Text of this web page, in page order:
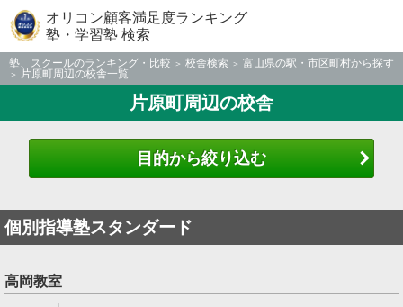
オリコン顧客満足度ランキング
塾・学習塾 検索
塾、スクールのランキング・比較 校舎検索
富山県の駅・市区町村から探す
片原町周辺の校舎一覧
片原町周辺の校舎
目的から絞り込む
個別指導塾スタンダード
高岡教室